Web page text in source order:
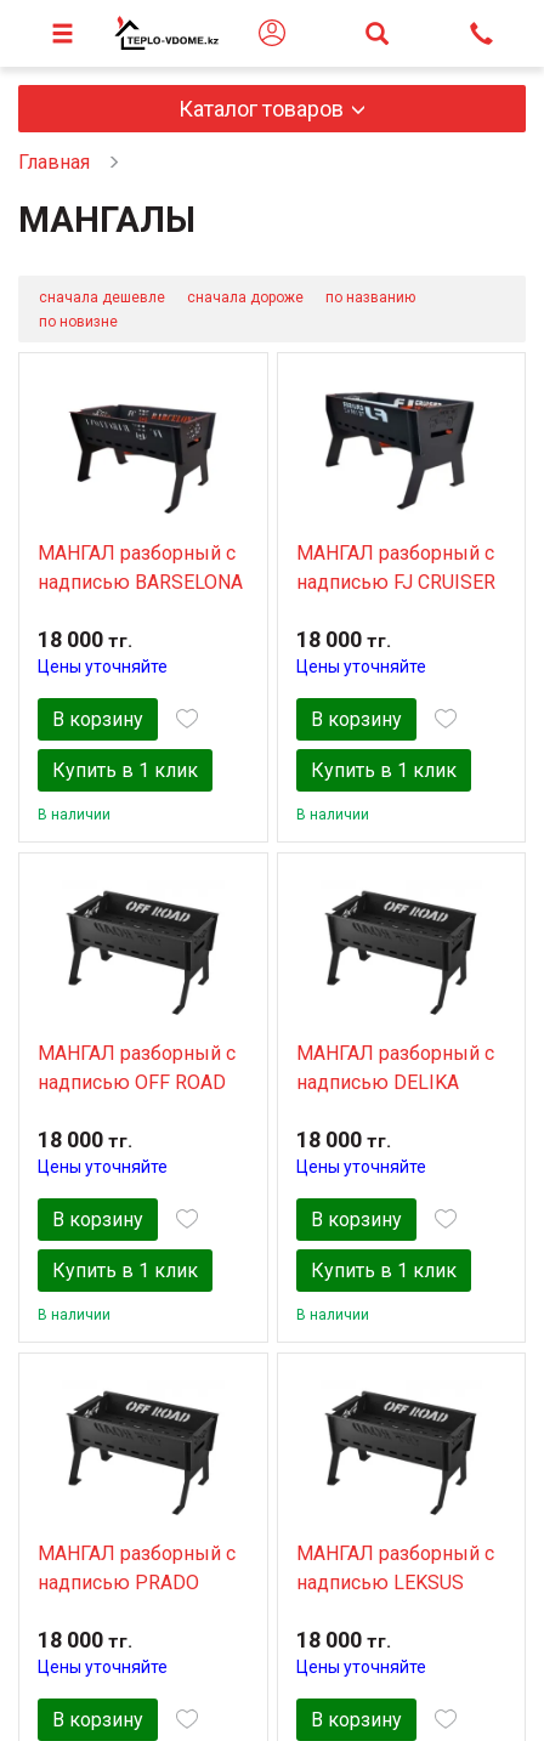
Каталог товаров
Главная
МАНГАЛЫ
сначала дешевле сначала дороже
по названию
по новизне
МАНГАЛ разборный с
надписью BARSELONA
18 000 тг.
Цены уточняйте
В корзину
Купить в 1 клик
В наличии
МАНГАЛ разборный с
надписью FJ CRUISER
18 000тг.
Цены уточняйте
В корзину
Купить в 1 клик
В наличии
МАНГАЛ разборный с
надписью OFF ROAD
18 000 тг.
Цены уточняйте
В корзину
Купить в 1 клик
В наличии
МАНГАЛ разборный с
надписью DELIKA
18 000тг.
Цены уточняйте
В корзину
Купить в 1 клик
В наличии
МАНГАЛ разборный с
надписью PRADO
18 000 тг.
Цены уточняйте
В корзину
МАНГАЛ разборный с
надписью LEKSUS
18 000тг.
Цены уточняйте
В корзину